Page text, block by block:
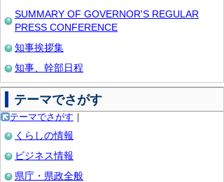
SUMMARY OF GOVERNOR'S REGULAR
PRESS CONFERENCE
知事挨拶集
知事、幹部日程
テーマでさがす
テーマでさがす ｜
くらしの情報
ビジネス情報
県庁・県政全般